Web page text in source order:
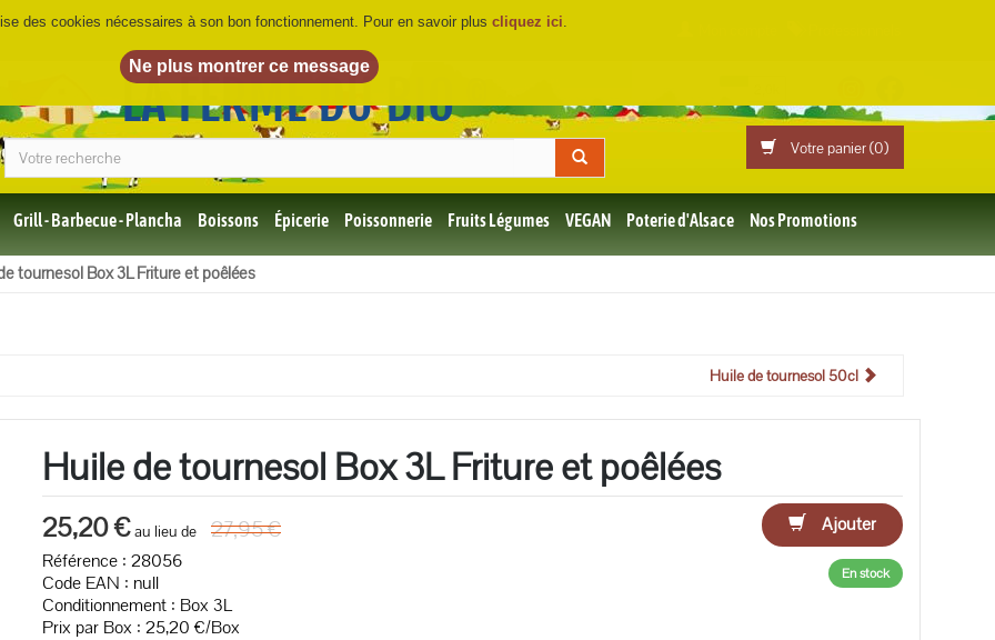
LA FERME DU BIO
Votre panier (0)
Grill - Barbecue - Plancha Boissons Épicerie Poissonnerie Fruits Légumes VEGAN Poterie d'Alsace Nos Promotions
tournesol Box 3L Friture et poêlées
Huile de tournesol 50cl
Huile de tournesol Box 3L Friture et poêlées
25,20 €au lieu de 27,95 €
Ajouter
Référence : 28056
Code EAN : null
Conditionnement : Box 3L
Prix par Box : 25,20 €/Box
En stock
des cookies nécessaires à son bon fonctionnement. Pour en savoir plus cliquez ici.